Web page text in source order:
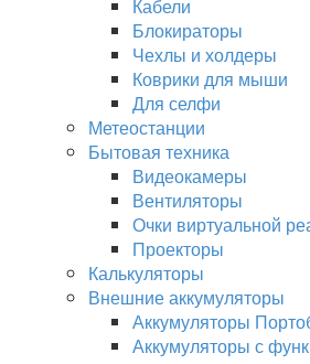
Кабели
Блокираторы
Чехлы и холдеры
Коврики для мыши
Для селфи
Метеостанции
Бытовая техника
Видеокамеры
Вентиляторы
Очки виртуальной
Проекторы
Калькуляторы
Внешние аккумуляторы
Аккумуляторы
Аккумуляторы с